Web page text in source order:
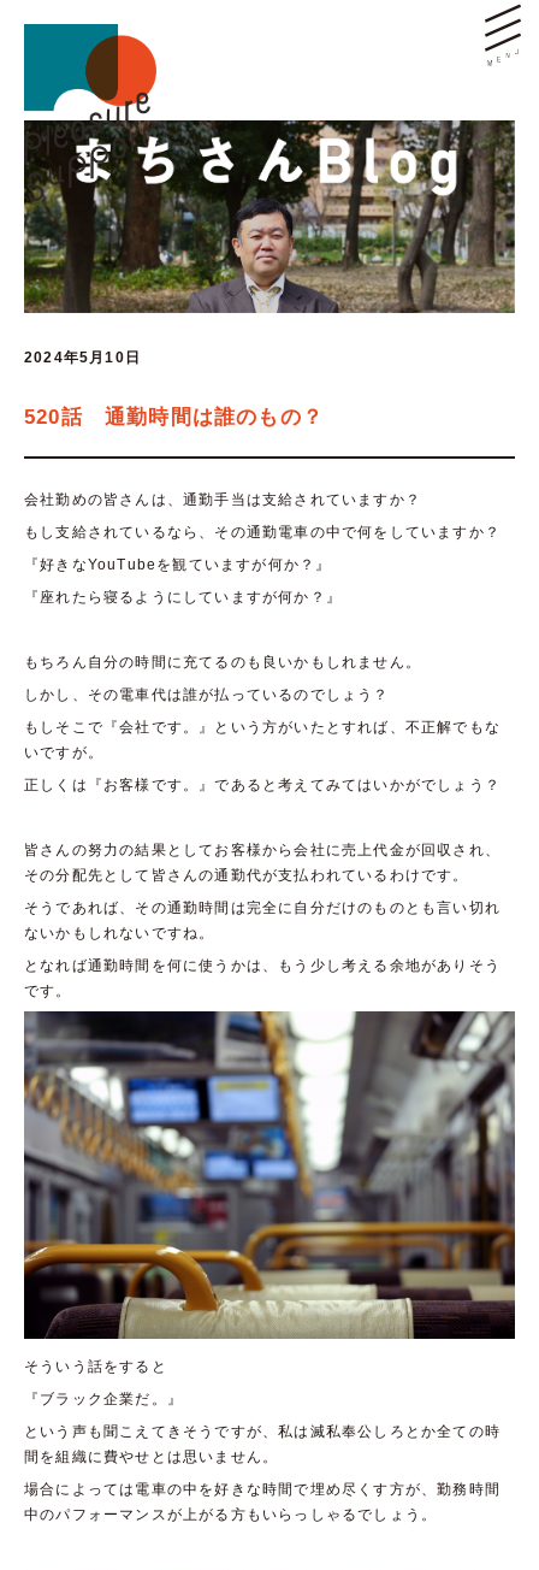
2024年5月10日
520話 通勤時間は誰のもの？
会社勤めの皆さんは、通勤手当は支給されていますか？
もし支給されているなら、その通勤電車の中で何をしていますか？
『好きなYouTubeを観ていますが何か？』
『座れたら寝るようにしていますが何か？』
もちろん自分の時間に充てるのも良いかもしれません。
しかし、その電車代は誰が払っているのでしょう？
もしそこで『会社です。』という方がいたとすれば、不正解でもな
いですが。
正しくは『お客様です。』であると考えてみてはいかがでしょう？
皆さんの努力の結果としてお客様から会社に売上代金が回収され、
その分配先として皆さんの通勤代が支払われているわけです。
そうであれば、その通勤時間は完全に自分だけのものとも言い切れ
ないかもしれないですね。
となれば通勤時間を何に使うかは、もう少し考える余地がありそう
です。
そういう話をすると
『ブラック企業だ。』
という声も聞こえてきそうですが、私は滅私奉公しろとか全ての時
間を組織に費やせとは思いません。
場合によっては電車の中を好きな時間で埋め尽くす方が、勤務時間
中のパフォーマンスが上がる方もいらっしゃるでしょう。